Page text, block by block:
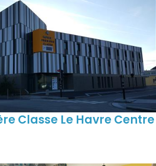
Classe Le Havre Centre